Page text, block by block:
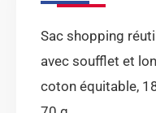
Sac shopping
avec soufflet et
coton équitable,